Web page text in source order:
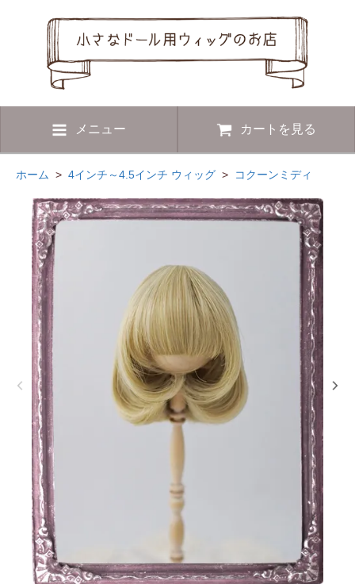
メニュー カートを見る
ホーム > 4インチ～4.5インチ ウィッグ > コクーンミディ